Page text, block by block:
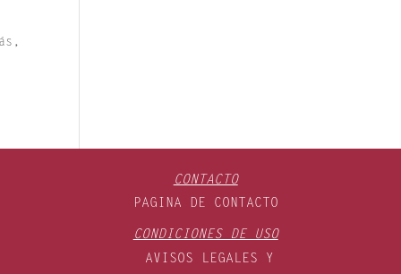
CONTACTO
PAGINA DE CONTACTO
CONDICIONES DE USO
AVISOS LEGALES Y